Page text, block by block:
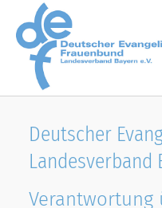
Skip to main content
Deutscher
Landesverband